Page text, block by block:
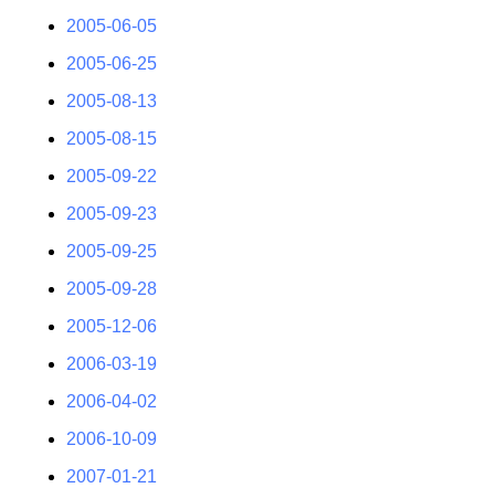
2005-06-05
2005-06-25
2005-08-13
2005-08-15
2005-09-22
2005-09-23
2005-09-25
2005-09-28
2005-12-06
2006-03-19
2006-04-02
2006-10-09
2007-01-21